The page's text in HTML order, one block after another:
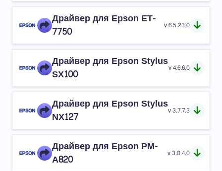
Драйвер для Epson ET-
7750
v 6.5.23.0
Драйвер для Epson Stylus
SX100
v 4.6.6.0
Драйвер для Epson Stylus
NX127
v 3.7.7.3
Драйвер для Epson PM-
A820
v 3.0.4.0